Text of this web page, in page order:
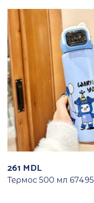
261 MDL
Термос 500 мл 67495